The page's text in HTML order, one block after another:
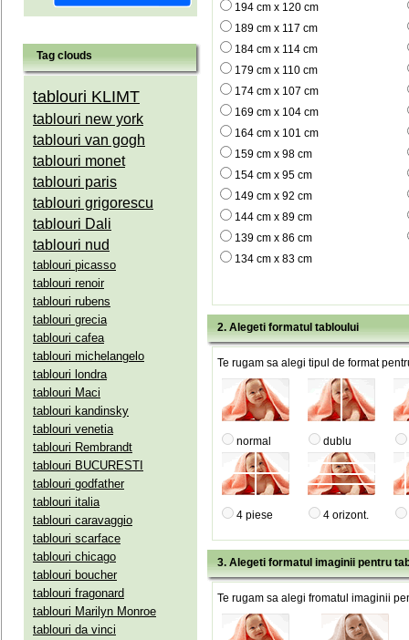
Tag clouds
tablouri KLIMT
tablouri new york
tablouri van gogh
tablouri monet
tablouri paris
tablouri grigorescu
tablouri Dali
tablouri nud
tablouri picasso
tablouri renoir
tablouri rubens
tablouri grecia
tablouri cafea
tablouri michelangelo
tablouri londra
tablouri Maci
tablouri kandinsky
tablouri venetia
tablouri Rembrandt
tablouri BUCURESTI
tablouri godfather
tablouri italia
tablouri caravaggio
tablouri scarface
tablouri chicago
tablouri boucher
tablouri fragonard
tablouri Marilyn Monroe
tablouri da vinci
194 cm x 120 cm
189 cm x 117 cm
184 cm x 114 cm
179 cm x 110 cm
174 cm x 107 cm
169 cm x 104 cm
164 cm x 101 cm
159 cm x 98 cm
154 cm x 95 cm
149 cm x 92 cm
144 cm x 89 cm
139 cm x 86 cm
134 cm x 83 cm
2. Alegeti formatul tabloului
Te rugam sa alegi tipul de format
normal dublu
4 piese 4 orizont.
3. Alegeti formatul imaginii pentru
Te rugam sa alegi fromatul imaginii